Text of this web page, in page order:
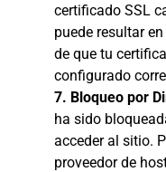
certificado SSL
puede resultar
de que tu
configurado
7. Bloqueo por
ha sido
acceder al sitio.
proveedor de